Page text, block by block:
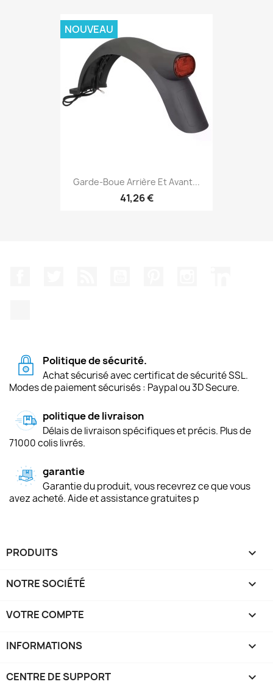
Garde-Boue Arrière Et Avant...
41,26 €
NOUVEAU
Politique de sécurité.
Achat sécurisé avec certificat de sécurité SSL.
Modes de paiement sécurisés : Paypal ou 3D Secure.
politique de livraison
Délais de livraison spécifiques et précis. Plus de
71000 colis livrés.
garantie
Garantie du produit, vous recevrez ce que vous
avez acheté. Aide et assistance gratuites p
PRODUITS 
NOTRE SOCIÉTÉ 
VOTRE COMPTE 
INFORMATIONS keyboard_arrow_down
CENTRE DE SUPPORT 